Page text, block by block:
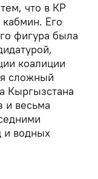
что в КР
Его
фигура была
коалиции
сложный
Кыргызстана
и весьма
и водных